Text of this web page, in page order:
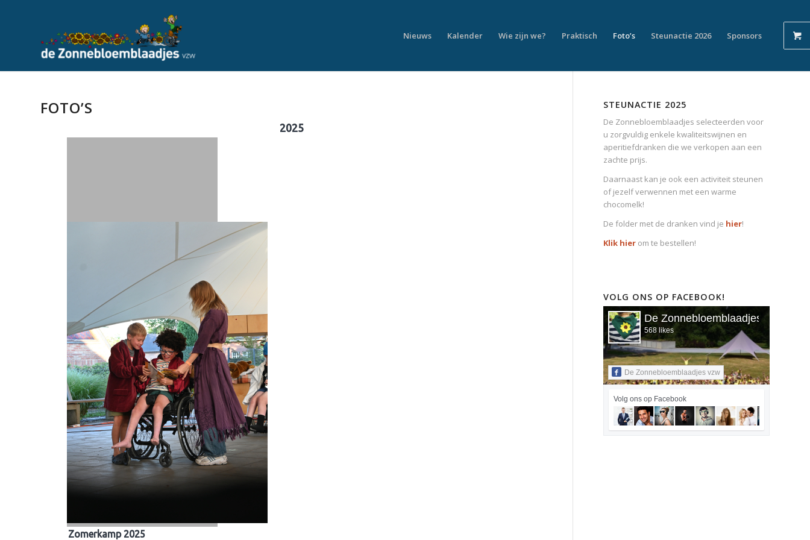
Nieuws Kalender Wie zijn we? Praktisch Foto’s Steunactie 2026 Sponsors
FOTO’S
2025
Zomerkamp 2025
STEUNACTIE 2025
De Zonnebloemblaadjes selecteerden voor
u zorgvuldig enkele kwaliteitswijnen en
aperitiefdranken die we verkopen aan een
zachte prijs.
Daarnaast kan je ook een activiteit steunen
of jezelf verwennen met een warme
chocomelk!
De folder met de dranken vind je hier!
Klik hier om te bestellen!
VOLG ONS OP FACEBOOK!
De Zonnebloemblaadjes vzw
568 likes
De Zonnebloemblaadjes vzw
Volg ons op Facebook